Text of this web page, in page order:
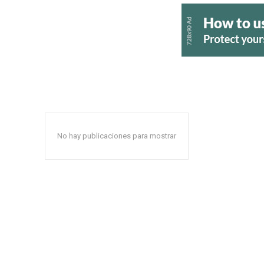
No hay publicaciones para mostrar